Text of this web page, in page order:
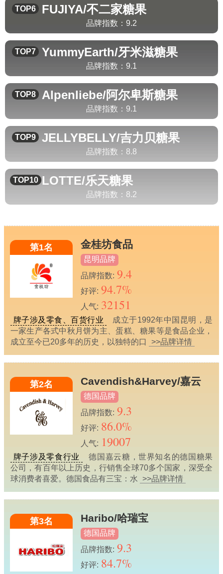
TOP6 FUJIYA/不二家糖果
品牌指数： 9.2
TOP7 YummyEarth/牙米滋糖果
品牌指数： 9.1
TOP8 Alpenliebe/阿尔卑斯糖果
品牌指数： 9.1
TOP9 JELLYBELLY/吉力贝糖果
品牌指数： 8.8
TOP10 LOTTE/乐天糖果
品牌指数： 8.2
第1名 金桂坊食品
昆明品牌
品牌指数: 9.4
好评: 94.7%
人气: 32151
牌子涉及零食、百货行业
成立于1992年中国昆明，是
一家生产各式中秋月饼为主、蛋糕、糖果等是食品企业，
成立至今已20多年的历史，以独特的口
>>品牌详情
第2名 Cavendish&Harvey/嘉云
德国品牌
品牌指数: 9.3
好评: 86.0%
人气: 19007
牌子涉及零食行业
德国嘉云糖，世界知名的德国糖果
公司，有百年以上历史，行销售全球70多个国家，深受全
球消费者喜爱。德国食品有三宝：水
>>品牌详情
第3名 Haribo/哈瑞宝
德国品牌
品牌指数: 9.3
好评: 84.7%